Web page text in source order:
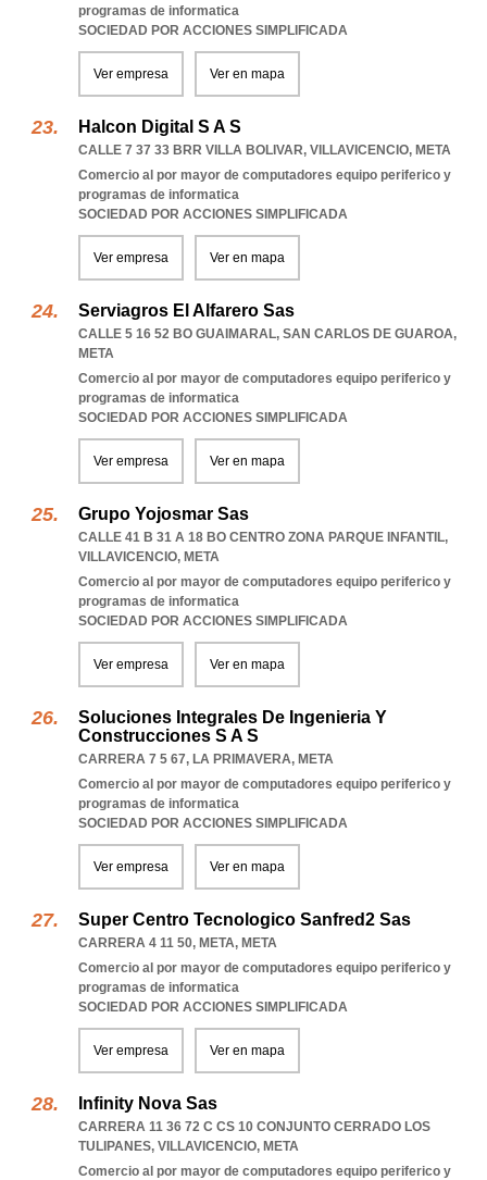
programas de informatica
SOCIEDAD POR ACCIONES SIMPLIFICADA
Ver empresa Ver en mapa
Halcon Digital S A S
CALLE 7 37 33 BRR VILLA BOLIVAR, VILLAVICENCIO, META
Comercio al por mayor de computadores equipo periferico y
programas de informatica
SOCIEDAD POR ACCIONES SIMPLIFICADA
Ver empresa Ver en mapa
Serviagros El Alfarero Sas
CALLE 5 16 52 BO GUAIMARAL, SAN CARLOS DE GUAROA,
META
Comercio al por mayor de computadores equipo periferico y
programas de informatica
SOCIEDAD POR ACCIONES SIMPLIFICADA
Ver empresa Ver en mapa
Grupo Yojosmar Sas
CALLE 41 B 31 A 18 BO CENTRO ZONA PARQUE INFANTIL,
VILLAVICENCIO, META
Comercio al por mayor de computadores equipo periferico y
programas de informatica
SOCIEDAD POR ACCIONES SIMPLIFICADA
Ver empresa Ver en mapa
Soluciones Integrales De Ingenieria Y
Construcciones S A S
CARRERA 7 5 67, LA PRIMAVERA, META
Comercio al por mayor de computadores equipo periferico y
programas de informatica
SOCIEDAD POR ACCIONES SIMPLIFICADA
Ver empresa Ver en mapa
Super Centro Tecnologico Sanfred2 Sas
CARRERA 4 11 50, META, META
Comercio al por mayor de computadores equipo periferico y
programas de informatica
SOCIEDAD POR ACCIONES SIMPLIFICADA
Ver empresa Ver en mapa
Infinity Nova Sas
CARRERA 11 36 72 C CS 10 CONJUNTO CERRADO LOS
TULIPANES, VILLAVICENCIO, META
Comercio al por mayor de computadores equipo periferico y